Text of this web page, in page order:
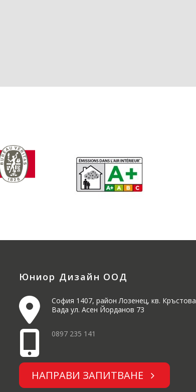
Юниор Дизайн ООД
София 1407, район Лозенец, кв. Кръстова
Вада ул. Асен Йорданов 73
0897 235 141
НАПРАВИ ЗАПИТВАНЕ